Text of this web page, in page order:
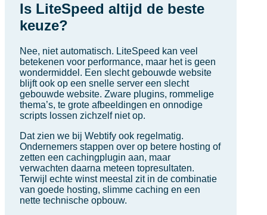
Is LiteSpeed altijd de beste
keuze?
Nee, niet automatisch. LiteSpeed kan veel
betekenen voor performance, maar het is geen
wondermiddel. Een slecht gebouwde website
blijft ook op een snelle server een slecht
gebouwde website. Zware plugins, rommelige
thema’s, te grote afbeeldingen en onnodige
scripts lossen zichzelf niet op.
Dat zien we bij Webtify ook regelmatig.
Ondernemers stappen over op betere hosting of
zetten een cachingplugin aan, maar
verwachten daarna meteen topresultaten.
Terwijl echte winst meestal zit in de combinatie
van goede hosting, slimme caching en een
nette technische opbouw.